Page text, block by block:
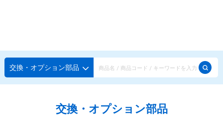
種類から探す
かき氷専用シロップ
果汁入りや厳選素材
天然着色の自然派シロップ
交換・オプション部品
交換・オプション部品